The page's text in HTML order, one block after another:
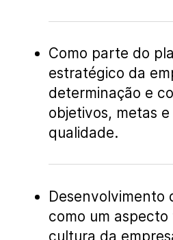
Como parte do
estratégico da
determinação e
objetivos, metas
qualidade.
Desenvolvimento
como um
cultura da